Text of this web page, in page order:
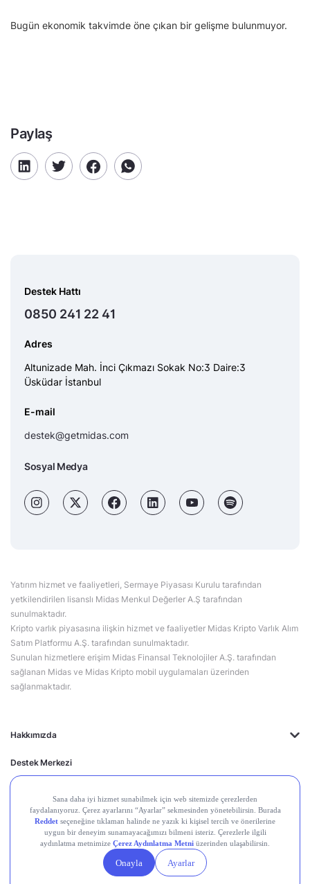
Bugün ekonomik takvimde öne çıkan bir gelişme bulunmuyor.
Paylaş
Hakkımızda
Destek Merkezi
Midas Akademi
Borsa Terimleri
Destek Hattı
0850 241 22 41
Adres
Altunizade Mah. İnci Çıkmazı Sokak No:3 Daire:3
Üsküdar İstanbul
E-mail
destek@getmidas.com
Sosyal Medya
Yatırım hizmet ve faaliyetleri, Sermaye Piyasası Kurulu tarafından
yetkilendirilen lisanslı Midas Menkul Değerler A.Ş tarafından
sunulmaktadır.
Kripto varlık piyasasına ilişkin hizmet ve faaliyetler Midas Kripto Varlık Alım
Satım Platformu A.Ş. tarafından sunulmaktadır.
Sunulan hizmetlere erişim Midas Finansal Teknolojiler A.Ş. tarafından
sağlanan Midas ve Midas Kripto mobil uygulamaları üzerinden
sağlanmaktadır.